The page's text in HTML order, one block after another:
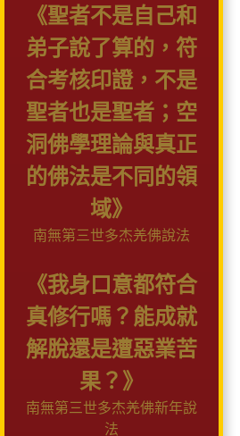
《聖者不是自己和
弟子說了算的，符
合考核印證，不是
聖者也是聖者；空
洞佛學理論與真正
的佛法是不同的領
域》
南無第三世多杰羌佛說法
《我身口意都符合
真修行嗎？能成就
解脫還是遭惡業苦
果？》
南無第三世多杰羌佛新年說
法